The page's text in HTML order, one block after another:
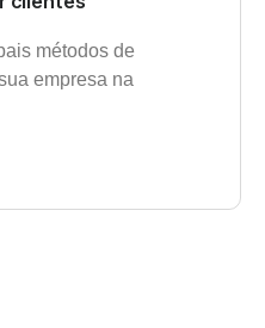
métodos de
empresa na